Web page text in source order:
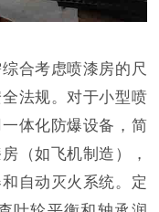
合考虑喷漆房的尺
法规。对于小型喷
体化防爆设备，简
（如飞机制造），
自动灭火系统。定